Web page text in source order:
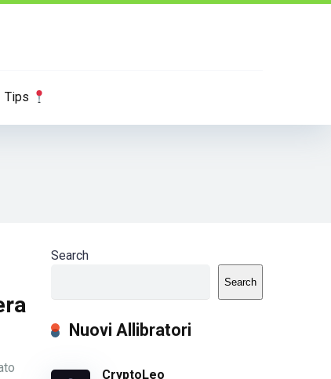
Tips
Search
Search
Nuovi Allibratori
CryptoLeo